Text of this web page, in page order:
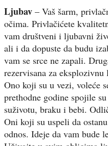
Ljubav – Vaš šarm,
očima. Privlačićete
vam društveni i ljubavni
ali i da dopuste da budu
vam se srce ne zapali.
rezervisana za
Ono koji su u vezi, voleće
prethodne godine spojile
suživotu, braku i bebi.
Oni koji su uspeli da
odnos. Ideje da vam bude